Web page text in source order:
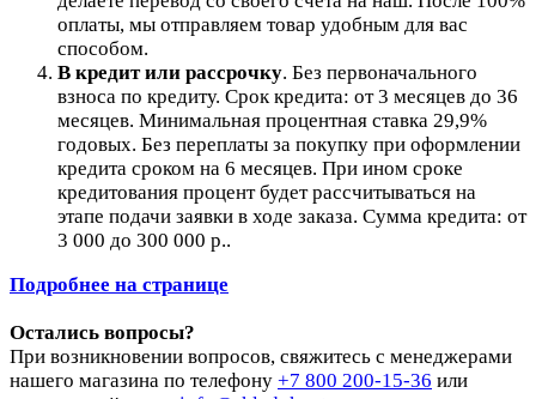
оплаты, мы отправляем товар удобным для вас
способом.
В кредит или рассрочку. Без первоначального
взноса по кредиту. Срок кредита: от 3 месяцев до 36
месяцев. Минимальная процентная ставка 29,9%
годовых. Без переплаты за покупку при оформлении
кредита сроком на 6 месяцев. При ином сроке
кредитования процент будет рассчитываться на
этапе подачи заявки в ходе заказа. Сумма кредита: от
3 000 до 300 000 р..
Подробнее на странице
Остались вопросы?
При возникновении вопросов, свяжитесь с менеджерами
нашего магазина по телефону +7 800 200-15-36 или